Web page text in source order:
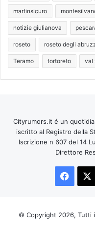
martinsicuro
notizie giulianova
roseto roseto degli
Teramo tortoreto val
Cityrumors.it é un
iscritto al Registro della
Iscrizione n 607 del 14
Direttore
© Copyright 2026, Tutti